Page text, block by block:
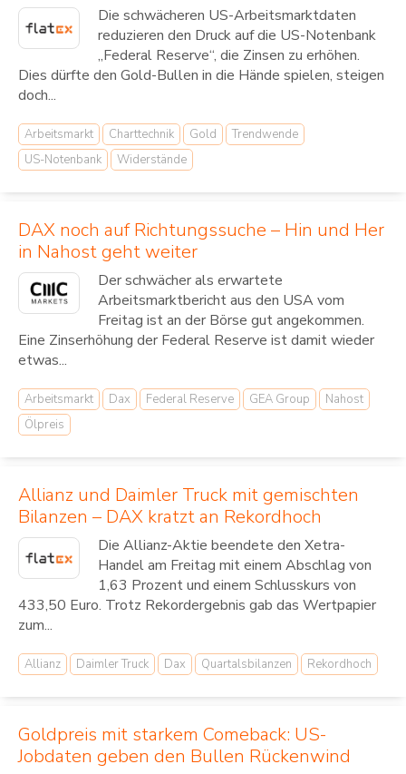
Die schwächeren US-Arbeitsmarktdaten
reduzieren den Druck auf die US-Notenbank
„Federal Reserve“, die Zinsen zu erhöhen.
Dies dürfte den Gold-Bullen in die Hände spielen, steigen
doch...
Arbeitsmarkt Charttechnik Gold
Trendwende
US-Notenbank
Widerstände
DAX noch auf Richtungssuche – Hin und Her
in Nahost geht weiter
Der schwächer als erwartete
Arbeitsmarktbericht aus den USA vom
Freitag ist an der Börse gut angekommen.
Eine Zinserhöhung der Federal Reserve ist damit wieder
etwas...
Arbeitsmarkt Dax Federal Reserve GEA Group
Nahost
Ölpreis
Allianz und Daimler Truck mit gemischten
Bilanzen – DAX kratzt an Rekordhoch
Die Allianz-Aktie beendete den Xetra-
Handel am Freitag mit einem Abschlag von
1,63 Prozent und einem Schlusskurs von
433,50 Euro. Trotz Rekordergebnis gab das Wertpapier
zum...
Allianz Daimler Truck Dax Quartalsbilanzen Rekordhoch
Goldpreis mit starkem Comeback: US-
Jobdaten geben den Bullen Rückenwind